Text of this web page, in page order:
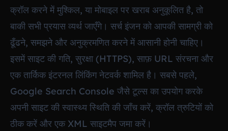
क्रॉल करने में मुश्किल, या मोबाइल पर खराब अनुकूलित है, तो
बाकी सभी प्रयास व्यर्थ जाएँगे। सर्च इंजन को आपकी सामग्री को
ढूँढने, समझने और अनुक्रमणित करने में आसानी होनी चाहिए।
इसमें साइट की गति, सुरक्षा (HTTPS), साफ़ URL संरचना और
एक तार्किक इंटरनल लिंकिंग नेटवर्क शामिल है। सबसे पहले,
Google Search Console जैसे टूल्स का उपयोग करके
अपनी साइट की स्वास्थ्य स्थिति की जाँच करें, क्रॉल त्रुटियों को
ठीक करें और एक XML साइटमैप जमा करें।